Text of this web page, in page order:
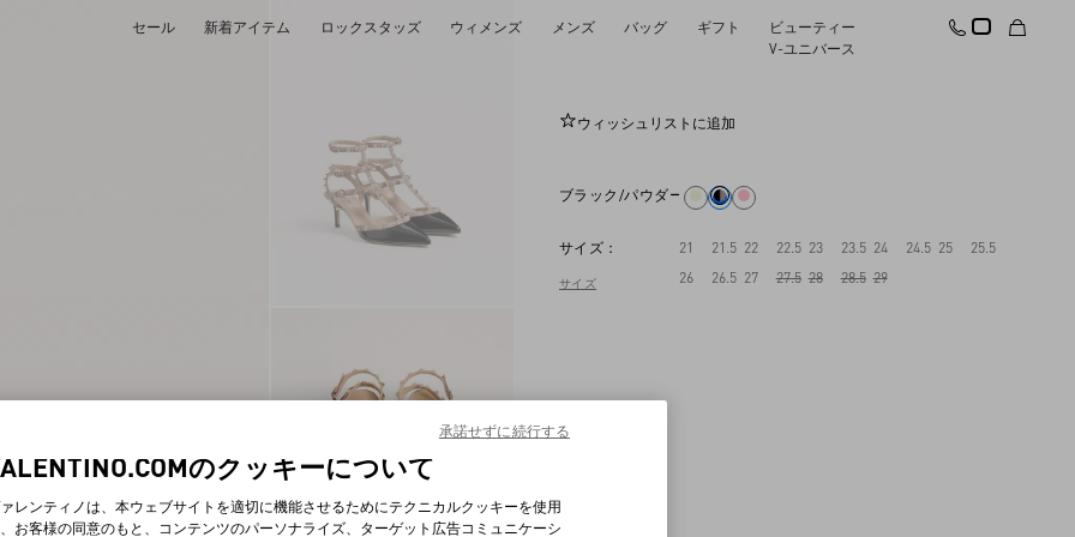
セール 新着アイテム ロックスタッズ ウィメンズ メンズ バッグ ギフト
ビューティー
V-ユニバース
ロックスタッズ ストラップパンプス 65MM
ウィッシュリストに追加
ブラック/パウダー
サイズ：
サイズ
21 21.5 22 22.5 23 23.5 24 24.5 25
25.5
26
26.5 27 27.5 28 28.5 29
のクッキーについて
レンティノは、本ウェブサイトを適切に機能させるためにテクニカルクッキーを使用
お客様の同意のもと、コンテンツのパーソナライズ、ターゲット広告コミュニケーシ
承諾せずに続行する